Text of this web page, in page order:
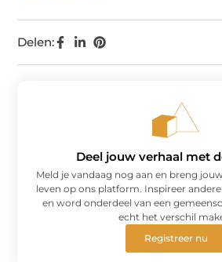
Delen:
Deel jouw verhaal met
Meld je vandaag nog aan en breng
leven op ons platform. Inspireer
en word onderdeel van een
echt het verschil
Registreer nu